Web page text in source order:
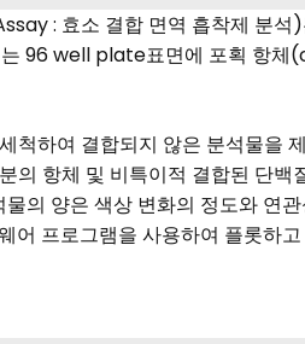
: 효소 결합 면역 흡착제 분석)
96 well plate표면에 포획 항
하여 결합되지 않은 분석물을
항체 및 비특이적 결합된 단
의 양은 색상 변화의 정도와
프로그램을 사용하여 플롯하